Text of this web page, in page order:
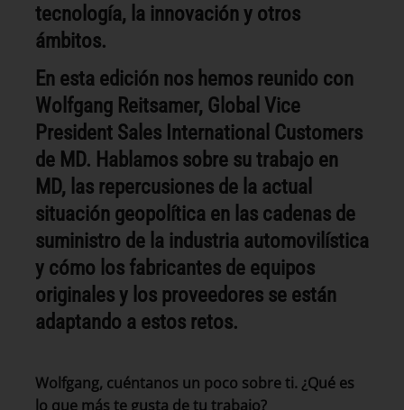
tecnología, la innovación y otros
ámbitos.
En esta edición nos hemos reunido con
Wolfgang Reitsamer, Global Vice
President Sales International Customers
de MD. Hablamos sobre su trabajo en
MD, las repercusiones de la actual
situación geopolítica en las cadenas de
suministro de la industria automovilística
y cómo los fabricantes de equipos
originales y los proveedores se están
adaptando a estos retos.
Wolfgang, cuéntanos un poco sobre ti. ¿Qué es
lo que más te gusta de tu trabajo?